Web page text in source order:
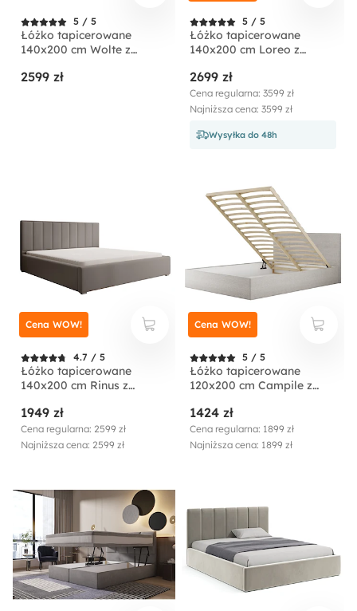
5 / 5
Łóżko tapicerowane
140x200 cm Wolte z
welur
2599 zł
5 / 5
Łóżko tapicerowane
140x200 cm Loreo z
boucle
2699 zł
Cena regularna: 3599 zł
Najniższa cena: 3599 zł
Wysyłka do 48h
4.7 / 5
Łóżko tapicerowane
140x200 cm Rinus z
tkaninie hydrofobowej
1949 zł
Cena regularna: 2599 zł
Najniższa cena: 2599 zł
Cena WOW!
5 / 5
Łóżko tapicerowane
120x200 cm Campile z
sztruks
1424 zł
Cena regularna: 1899 zł
Najniższa cena: 1899 zł
Cena WOW!